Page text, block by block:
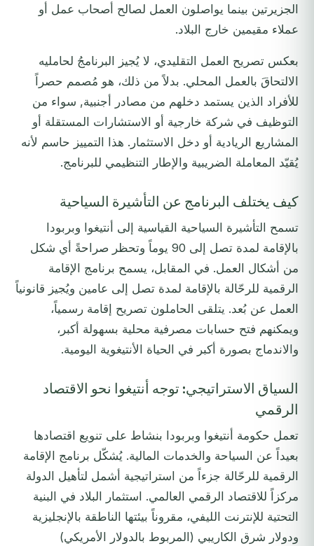
الجزيرتين بينما يواصلون العمل لصالح أصحاب عمل أو
عملاء مقيمين خارج البلاد.
بعكس تصريح العمل التقليدي، لا يُجيز البرنامجُ لحامليه
الالتحاقَ بالعمل المحلي. بدلاً من ذلك، هو مُصمم حصراً
للأفراد الذين يستمد دخلهم من مصادر أجنبية, سواء من
التوظيف في شركة خارجية أو الاستشارات المستقلة أو
المشاريع الريادية أو دخل الاستثمار. هذا التمييز حاسم لأنه
يُقيّد المعاملة الضريبية والإطار التنظيمي للبرنامج.
كيف يختلف البرنامج عن التأشيرة السياحية
تسمح التأشيرة السياحية القياسية إلى أنتيغوا وبربودا
بالإقامة لمدة تصل إلى 90 يوماً وتحظر صراحةً أي شكل
من أشكال العمل. في المقابل، يسمح برنامج الإقامة
الرقمية للرحّالة بالإقامة لمدة تصل إلى عامين ويُجيز قانونياً
العمل عن بُعد. يتلقى الحاملون تصريح إقامة رسمياً،
ويمكنهم فتح حسابات مصرفية محلية بسهولة أكبر،
والاندماج بصورة أكبر في الحياة الأنتيغوية اليومية.
السياق الاستراتيجي: توجه أنتيغوا نحو الاقتصاد
الرقمي
تعمل حكومة أنتيغوا وبربودا بنشاط على تنويع اقتصادها
بعيداً عن السياحة والخدمات المالية. يُشكّل برنامج الإقامة
الرقمية للرحّالة جزءاً من استراتيجية أشمل لتأهيل الدولة
مركزاً للاقتصاد الرقمي العالمي. استثمار البلاد في البنية
التحتية للإنترنت الليفي، مقروناً بيئتها الناطقة بالإنجليزية
ودولار شرق الكاريبي (المربوط بالدولار الأمريكي)